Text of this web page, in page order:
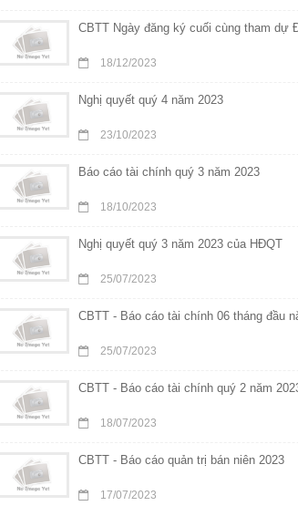
CBTT Ngày đăng ký cuối cùng tham dự
18/12/2023
Nghị quyết quý 4 năm 2023
23/10/2023
Báo cáo tài chính quý 3 năm 2023
18/10/2023
Nghị quyết quý 3 năm 2023 của HĐQT
25/07/2023
CBTT - Báo cáo tài chính 06 tháng đầu
25/07/2023
CBTT - Báo cáo tài chính quý 2 năm
18/07/2023
CBTT - Báo cáo quản trị bán niên 2023
17/07/2023